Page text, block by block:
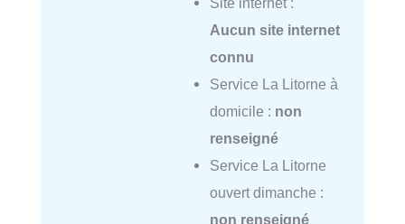
Aucun site internet
connu
Service La Litorne à
domicile : non
renseigné
Service La Litorne
ouvert dimanche :
non renseigné